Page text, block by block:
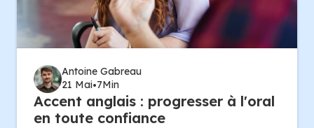
Antoine Gabreau
21 Mai•7Min
Accent anglais : progresser à l'oral
en toute confiance